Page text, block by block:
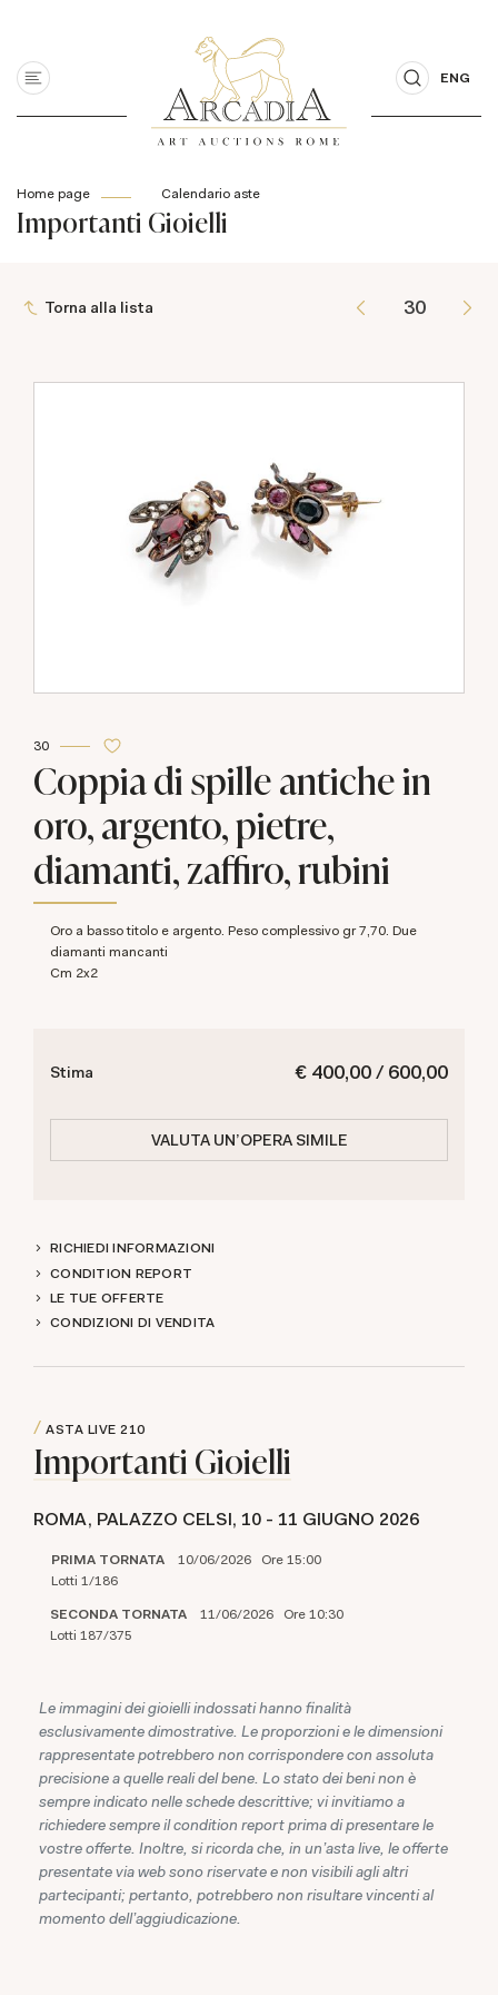
ENG
Home page Calendario aste
Importanti Gioielli
Torna alla lista
30
Coppia di spille antiche in
oro, argento, pietre,
diamanti, zaffiro, rubini
Oro a basso titolo e argento. Peso complessivo gr 7,70. Due
diamanti mancanti
cm 2x2
€ 400,00 / 600,00
Stima
VALUTA UN'OPERA SIMILE
RICHIEDI INFORMAZIONI
CONDITION REPORT
LE TUE OFFERTE
CONDIZIONI DI VENDITA
ASTA LIVE 210
Importanti Gioielli
ROMA, PALAZZO CELSI, 10 - 11 GIUGNO 2026
PRIMA TORNATA 10/06/2026 Ore 15:00
Lotti 1/186
SECONDA TORNATA 11/06/2026 Ore 10:30
Lotti 187/375
Le immagini dei gioielli indossati hanno finalità
esclusivamente dimostrative. Le proporzioni e le dimensioni
rappresentate potrebbero non corrispondere con assoluta
precisione a quelle reali del bene. Lo stato dei beni non è
sempre indicato nelle schede descrittive; vi invitiamo a
richiedere sempre il condition report prima di presentare le
vostre offerte. Inoltre, si ricorda che, in un'asta live, le offerte
presentate via web sono riservate e non visibili agli altri
partecipanti; pertanto, potrebbero non risultare vincenti al
momento dell'aggiudicazione.